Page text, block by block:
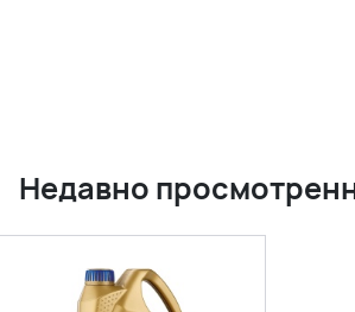
Недавно